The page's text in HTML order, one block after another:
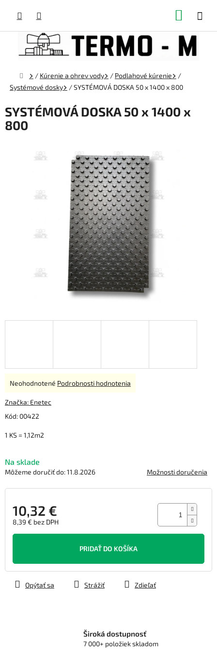
obsah
Domov
/ Kúrenie a ohrev vody / Podlahové kúrenie
/
Systémové dosky
/SYSTÉMOVÁ DOSKA 50 x 1400 x 800
SYSTÉMOVÁ DOSKA 50 x 1400 x
800
Kód: 00422
Na sklade
Môžeme doručiť do:11.8.2026 Možnosti doručenia
10,32 €
8,39 € bez DPH
Jednotková
PRIDAŤ DO KOŠÍKA
1 KS = 1,12m2
Opýtať sa Strážiť Zdieľať
Priemerné
produktu
0,0
5
Neohodnotené Podrobnosti hodnotenia
Značka: Enetec
Široká dostupnosť
7 000+ položiek skladom